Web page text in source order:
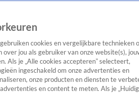
TV Algemeen
Tip
cookies en vergelijkbare technieken
jou als gebruiker van onze website(s),
Als je „Alle cookies accepteren” selecteert,
ingeschakeld om onze advertenties en
onze producten en diensten te
en content te meten. Als je